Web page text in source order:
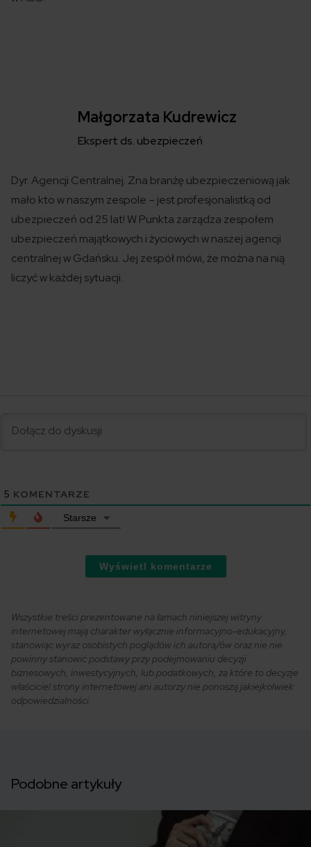
Małgorzata Kudrewicz
Ekspert ds. ubezpieczeń
Dyr. Agencji Centralnej. Zna branżę ubezpieczeniową jak
mało kto w naszym zespole – jest profesjonalistką od
ubezpieczeń od 25 lat! W Punkta zarządza zespołem
ubezpieczeń majątkowych i życiowych w naszej agencji
centralnej w Gdańsku. Jej zespół mówi, że można na nią
liczyć w każdej sytuacji.
5 KOMENTARZE
Starsze
Wyświetl komentarze
Wszystkie treści prezentowane na łamach niniejszej witryny
internetowej mają charakter wyłącznie informacyjno-edukacyjny,
stanowiąc wyraz osobistych poglądów ich autora/ów oraz nie nie
powinny stanowić podstawy przy podejmowaniu decyzji
biznesowych, inwestycyjnych, lub podatkowych, za które to decyzje
właściciel strony internetowej ani autorzy nie ponoszą jakiejkolwiek
odpowiedzialności.
Podobne artykuły